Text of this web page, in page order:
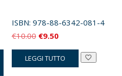
ISBN: 978-88-6342-081-4
€10.00 Il
prezzo
originale
€9.50Il
prezzo
attuale
LEGGI TUTTO